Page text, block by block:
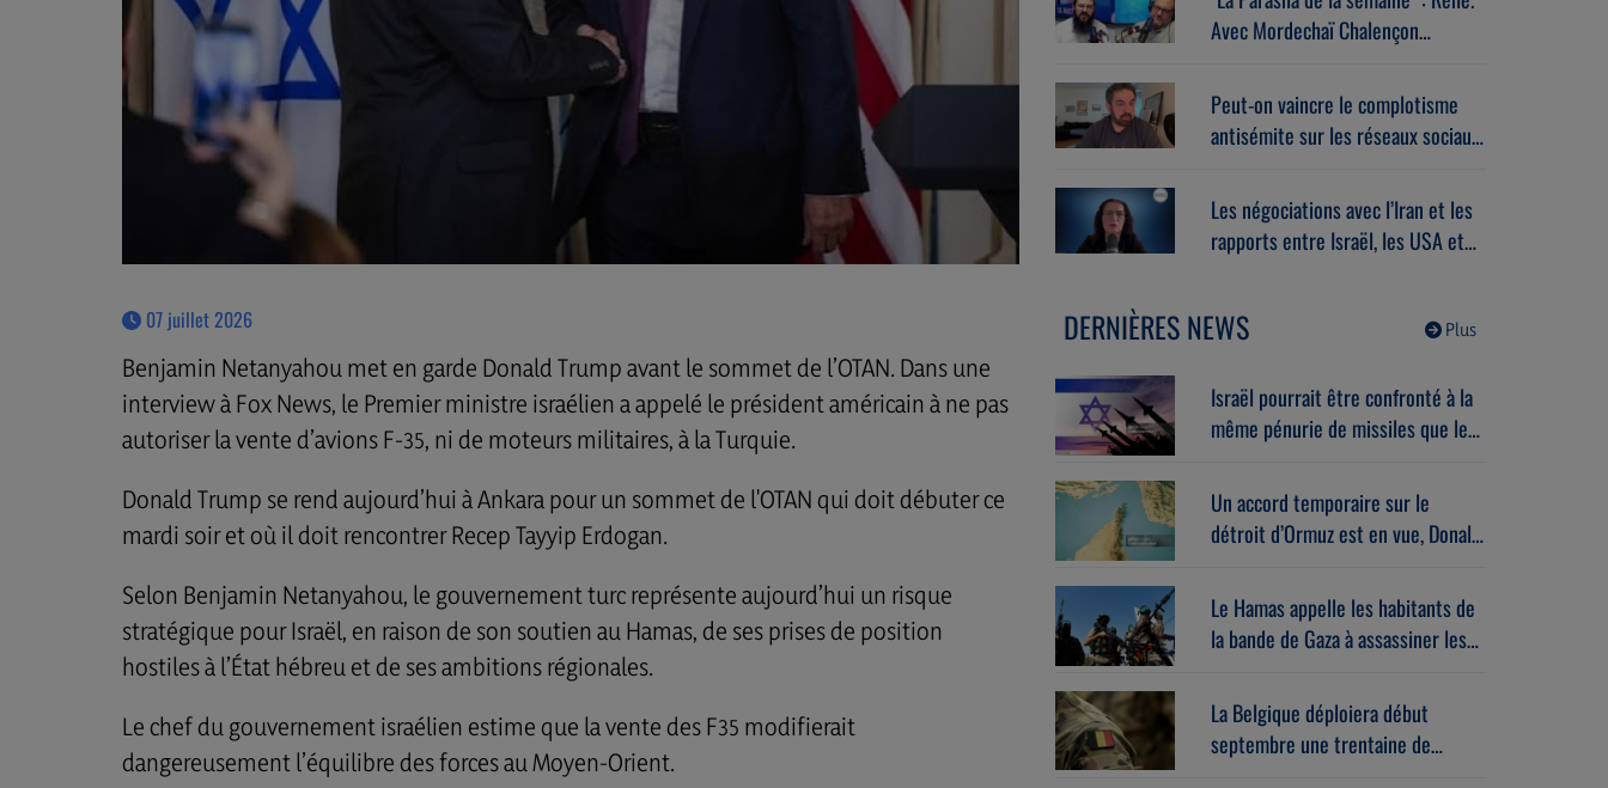
07 juillet 2026
Benjamin Netanyahou met en garde Donald Trump avant le sommet de l’OTAN. Dans une
interview à Fox News, le Premier ministre israélien a appelé le président américain à ne pas
autoriser la vente d’avions F-35, ni de moteurs militaires, à la Turquie.
Donald Trump se rend aujourd’hui à Ankara pour un sommet de l'OTAN qui doit débuter ce
mardi soir et où il doit rencontrer Recep Tayyip Erdogan.
Selon Benjamin Netanyahou, le gouvernement turc représente aujourd’hui un risque
stratégique pour Israël, en raison de son soutien au Hamas, de ses prises de position
hostiles à l’État hébreu et de ses ambitions régionales.
Le chef du gouvernement israélien estime que la vente des F35 modifierait
dangereusement l’équilibre des forces au Moyen-Orient.
Avec Mordechaï Chalençon
Peut-on vaincre le complotisme
antisémite sur les réseaux sociaux
(06/08/2026)
Les négociations avec l’Iran et les
rapports entre Israël, les USA et
Plus
DERNIÈRES NEWS
Israël pourrait être confronté à la
même pénurie de missiles que les
Un accord temporaire sur le
détroit d’Ormuz est en vue, Donald
prendra bientôt fin ».
Le Hamas appelle les habitants de
la bande de Gaza à assassiner les
soutenues par Israël.
La Belgique déploiera début
septembre une trentaine de